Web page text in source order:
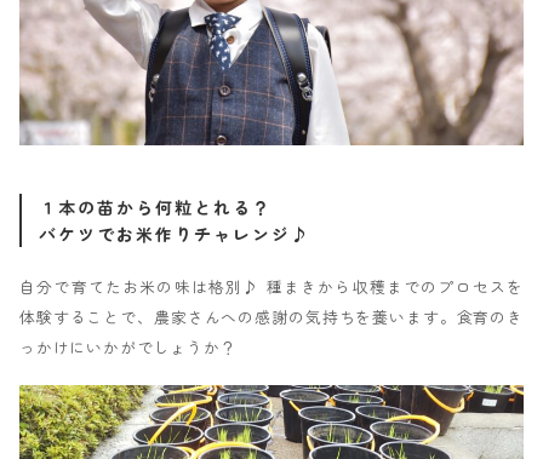
１本の苗から何粒とれる？
バケツでお米作りチャレンジ♪
自分で育てたお米の味は格別♪ 種まきから収穫までのプロセスを
体験することで、農家さんへの感謝の気持ちを養います。食育のき
っかけにいかがでしょうか？